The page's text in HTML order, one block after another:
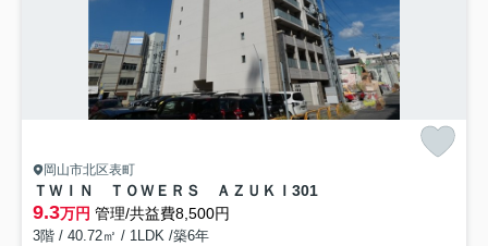
岡山市北区表町
ＴＷＩＮ ＴＯＷＥＲＳ ＡＺＵＫＩ 301
9.3万円 管理/共益費8,500円
3階 / 40.72㎡ / 1LDK /築6年